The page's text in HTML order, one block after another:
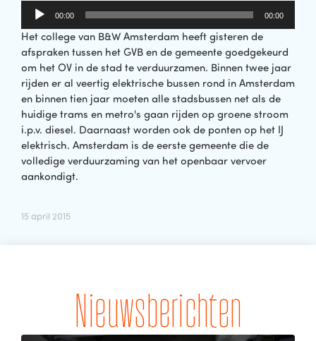
Audiospeler
00:00 00:00
Het college van B&W Amsterdam heeft gisteren de
afspraken tussen het GVB en de gemeente goedgekeurd
om het OV in de stad te verduurzamen. Binnen twee jaar
rijden er al veertig elektrische bussen rond in Amsterdam
en binnen tien jaar moeten alle stadsbussen net als de
huidige trams en metro's gaan rijden op groene stroom
i.p.v. diesel. Daarnaast worden ook de ponten op het IJ
elektrisch. Amsterdam is de eerste gemeente die de
volledige verduurzaming van het openbaar vervoer
aankondigt.
15 april 2015
Nieuwsberichten